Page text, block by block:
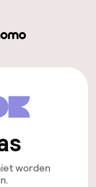
worden